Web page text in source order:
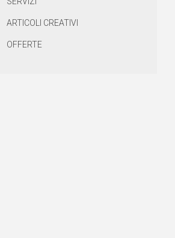
ARTICOLI CREATIVI
OFFERTE